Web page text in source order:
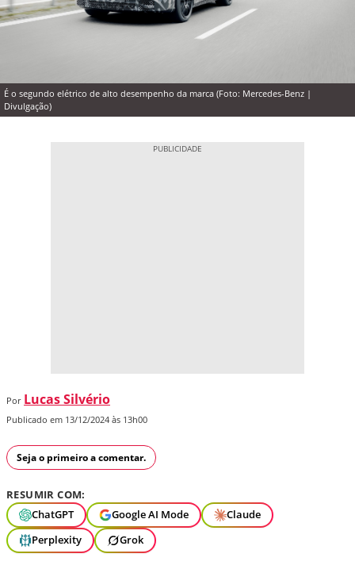
É o segundo elétrico de alto desempenho da marca (Foto: Mercedes-Benz |
Divulgação)
Por Lucas Silvério
Publicado em 13/12/2024 às 13h00
Seja o primeiro a comentar.
RESUMIR COM:
ChatGPT
Google AI Mode
Claude
Perplexity
Grok